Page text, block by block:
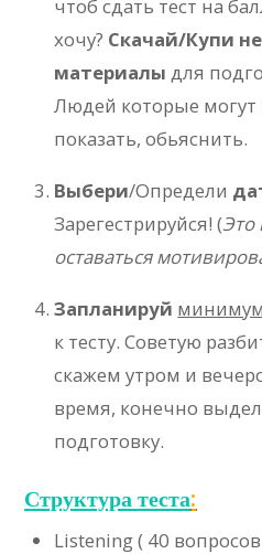
чтоб сдать тест на
хочу? Скачай/Купи
материалы для
Людей которые могут
показать, обьяснить.
Выбери/Определи
Зарегестрируйся! (Это
оставаться
Запланируй минимум
к тесту. Советую
скажем утром и
время, конечно
подготовку.
Структура теста:
Listening ( 40